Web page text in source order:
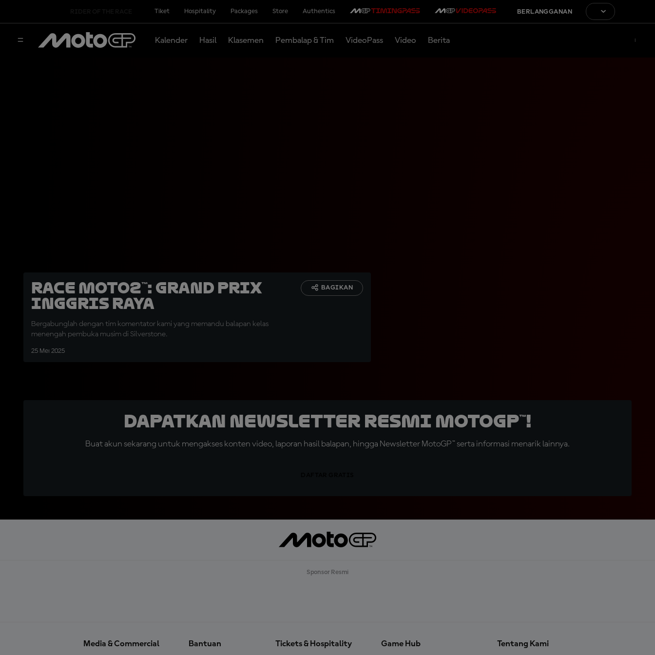
Tiket Hospitality Packages Store Authentics BERLANGGANAN
Kalender Hasil Klasemen Pembalap & Tim VideoPass Video Berita
Race Moto2™: Grand Prix
Inggris Raya
Bergabunglah dengan tim komentator kami yang memandu balapan kelas
menengah pembuka musim di Silverstone.
25 Mei 2025
BAGIKAN
Dapatkan Newsletter Resmi MotoGP™!
Buat akun sekarang untuk mengakses konten video, laporan hasil balapan, hingga Newsletter MotoGP™ serta informasi menarik lainnya.
Sponsor Resmi
Media & Commercial Bantuan Tickets & Hospitality Game Hub Tentang Kami